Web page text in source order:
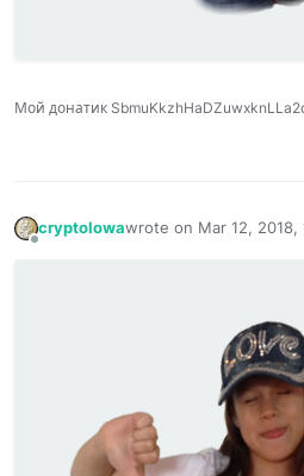
Мой донатик
Offline
cryptolowawrote on Mar 12, 2018,
last edited by